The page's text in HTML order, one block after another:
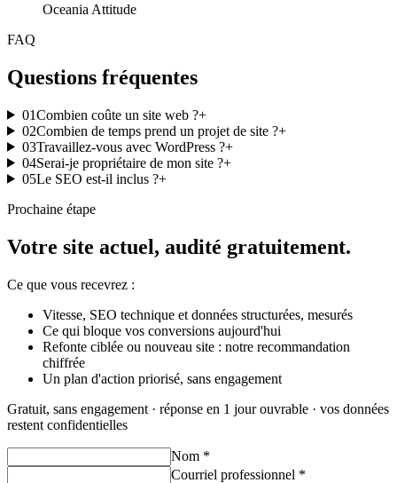
Oceania Attitude
FAQ
Questions fréquentes
01Combien coûte un site web ?+
02Combien de temps prend un projet de site ?+
03Travaillez-vous avec WordPress ?+
04Serai-je propriétaire de mon site ?+
05Le SEO est-il inclus ?+
Prochaine étape
Votre site actuel, audité gratuitement.
Ce que vous recevrez :
Vitesse, SEO technique et données structurées, mesurés
Ce qui bloque vos conversions aujourd'hui
Refonte ciblée ou nouveau site : notre recommandation
chiffrée
Un plan d'action priorisé, sans engagement
Gratuit, sans engagement · réponse en 1 jour ouvrable · vos données
restent confidentielles
Nom *
Courriel professionnel *